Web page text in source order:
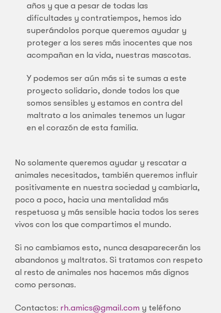
años y que a pesar de todas las
dificultades y contratiempos, hemos ido
superándolos porque queremos ayudar y
proteger a los seres más inocentes que nos
acompañan en la vida, nuestras mascotas.
Y podemos ser aún más si te sumas a este
proyecto solidario, donde todos los que
somos sensibles y estamos en contra del
maltrato a los animales tenemos un lugar
en el corazón de esta familia.
No solamente queremos ayudar y rescatar a
animales necesitados, también queremos influir
positivamente en nuestra sociedad y cambiarla,
poco a poco, hacia una mentalidad más
respetuosa y más sensible hacia todos los seres
vivos con los que compartimos el mundo.
Si no cambiamos esto, nunca desaparecerán los
abandonos y maltratos. Si tratamos con respeto
al resto de animales nos hacemos más dignos
como personas.
Contactos: rh.amics@gmail.com y teléfono